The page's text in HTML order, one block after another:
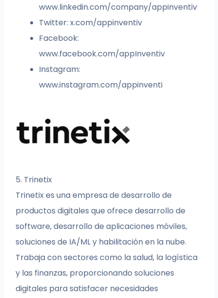
www.linkedin.com/company/appinventiv
Twitter: x.com/appinventiv
Facebook:
www.facebook.com/appInventiv
Instagram:
www.instagram.com/appinventi
5. Trinetix
Trinetix es una empresa de desarrollo de
productos digitales que ofrece desarrollo de
software, desarrollo de aplicaciones móviles,
soluciones de IA/ML y habilitación en la nube.
Trabaja con sectores como la salud, la logística
y las finanzas, proporcionando soluciones
digitales para satisfacer necesidades